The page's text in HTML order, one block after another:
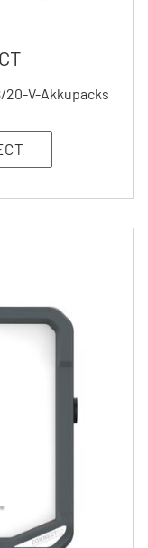
20-V-Akkupacks